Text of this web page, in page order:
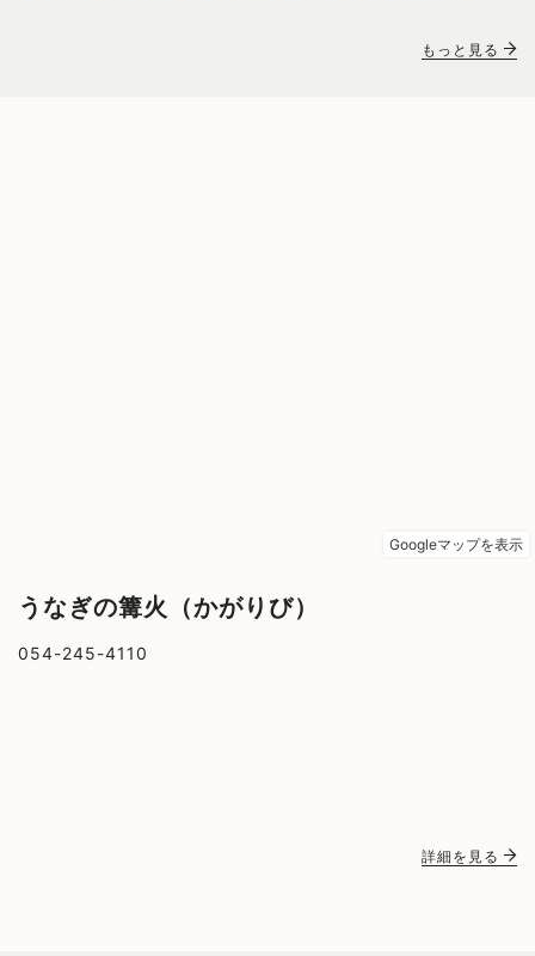
もっと見る
うなぎの篝火（かがりび）
054-245-4110
詳細を見る